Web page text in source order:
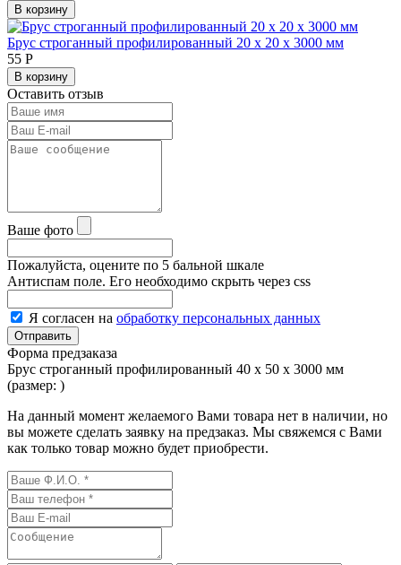
В корзину
Брус строганный профилированный 20 х 20 х 3000 мм
55 Р
В корзину
Оставить отзыв
Ваше фото
Пожалуйста, оцените по 5 бальной шкале
Антиспам поле. Его необходимо скрыть через css
Я согласен на обработку персональных данных
Форма предзаказа
Брус строганный профилированный 40 х 50 х 3000 мм
(размер: )
На данный момент желаемого Вами товара нет в наличии, но
вы можете сделать заявку на предзаказ. Мы свяжемся с Вами
как только товар можно будет приобрести.